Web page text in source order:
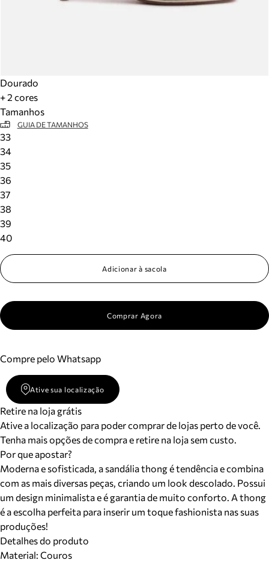
Dourado
+ 2 cores
Tamanhos
GUIA DE TAMANHOS
33
34
35
36
37
38
39
40
Adicionar à sacola
Comprar Agora
Compre pelo Whatsapp
Ative sua localização
Retire na loja grátis
Ative a localização para poder comprar de lojas perto de você.
Tenha mais opções de compra e retire na loja sem custo.
Por que apostar?
Moderna e sofisticada, a sandália thong é tendência e combina
com as mais diversas peças, criando um look descolado. Possui
um design minimalista e é garantia de muito conforto. A thong
é a escolha perfeita para inserir um toque fashionista nas suas
produções!
Detalhes do produto
Material: Couros